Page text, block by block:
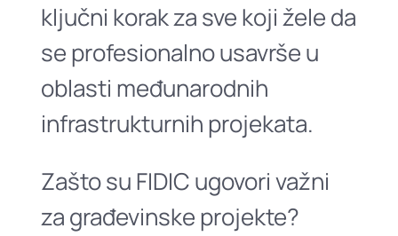
ključni korak za sve koji žele da
se profesionalno usavrše u
oblasti međunarodnih
infrastrukturnih projekata.
Zašto su FIDIC ugovori važni
za građevinske projekte?